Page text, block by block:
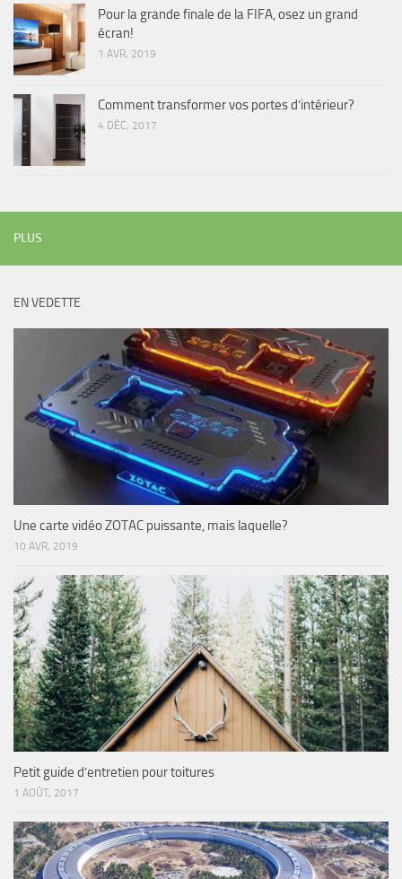
Pour la grande finale de la FIFA, osez un grand
écran!
1 AVR, 2019
Comment transformer vos portes d’intérieur?
4 DÉC, 2017
PLUS
EN VEDETTE
Une carte vidéo ZOTAC puissante, mais laquelle?
10 AVR, 2019
Petit guide d’entretien pour toitures
1 AOÛT, 2017